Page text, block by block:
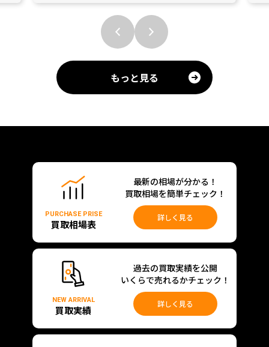
もっと見る
PURCHASE PRISE
買取相場表
最新の相場が分かる！
買取相場を簡単チェック！
詳しく見る
NEW ARRIVAL
買取実績
過去の買取実績を公開
いくらで売れるかチェック！
詳しく見る